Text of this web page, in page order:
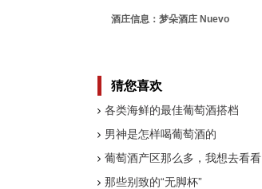
酒庄信息：梦朵酒庄 Nuevo
猜您喜欢
各类海鲜的最佳葡萄酒搭档
男神是怎样喝葡萄酒的
葡萄酒产区那么多，我想去看看
那些别致的“无脚杯”